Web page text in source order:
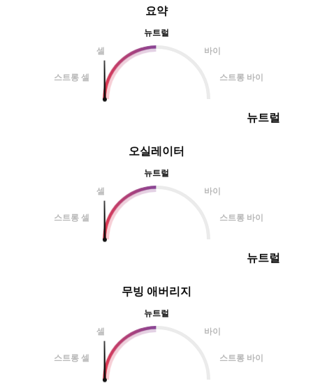
어지고 , 하락을 길게 보았을때, 618
플랫으로 보기 보단 수렴하면
오실레이터
뉴트럴
셀
바이
스트롱 셀 스트롱 바이
뉴트럴
요약
뉴트럴
셀
바이
스트롱 셀 스트롱 바이
뉴트럴
무빙 애버리지
뉴트럴
셀
바이
스트롱 셀 스트롱 바이